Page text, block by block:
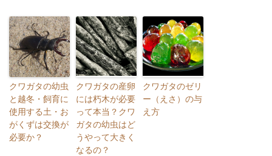
クワガタの幼虫
と越冬・飼育に
使用する土・お
がくずは交換が
必要か？
クワガタの産卵
には朽木が必要
って本当？クワ
ガタの幼虫はど
うやって大きく
なるの？
クワガタのゼリ
ー（えさ）の与
え方